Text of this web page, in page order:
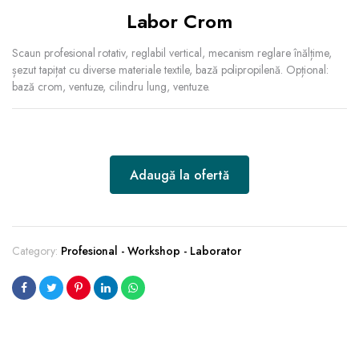
Labor Crom
Scaun profesional rotativ, reglabil vertical, mecanism reglare înălțime,
șezut tapițat cu diverse materiale textile, bază polipropilenă. Opțional:
bază crom, ventuze, cilindru lung, ventuze.
Adaugă la ofertă
Category: Profesional - Workshop - Laborator